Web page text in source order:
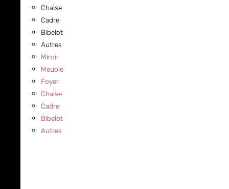
Chaise
Cadre
Bibelot
Autres
Miroir
Meuble
Foyer
Chaise
Cadre
Bibelot
Autres